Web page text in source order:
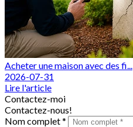
Acheter une maison avec des fi...
2026-07-31
Lire l'article
Contactez-moi
Contactez-nous!
Nom complet *